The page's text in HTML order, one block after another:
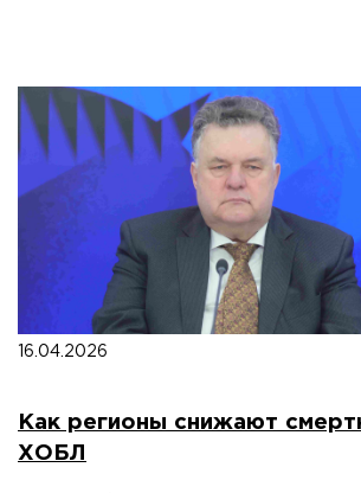
16.04.2026
Как регионы снижают
ХОБЛ